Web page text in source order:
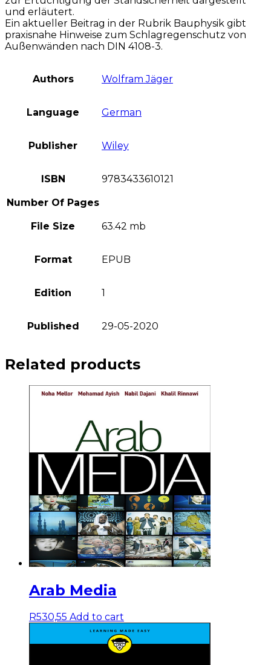
und erläutert.
Ein aktueller Beitrag in der Rubrik Bauphysik gibt
praxisnahe Hinweise zum Schlagregenschutz von
Außenwänden nach DIN 4108-3.
Authors Wolfram Jäger
Language German
Publisher Wiley
ISBN 9783433610121
Number Of Pages
File Size 63.42 mb
Format EPUB
Edition 1
Published 29-05-2020
Related products
Arab Media
R530,55 Add to cart